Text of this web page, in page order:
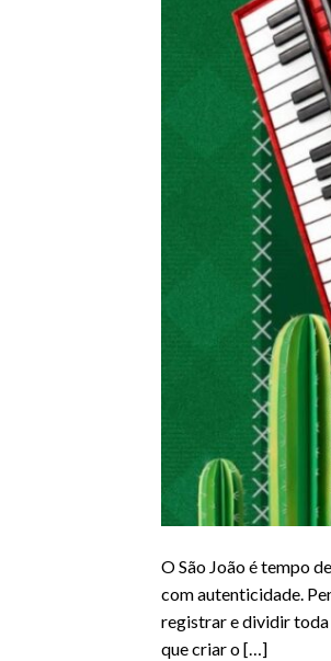
O São João é tempo
com autenticidade.
registrar e dividir toda
que criar o […]